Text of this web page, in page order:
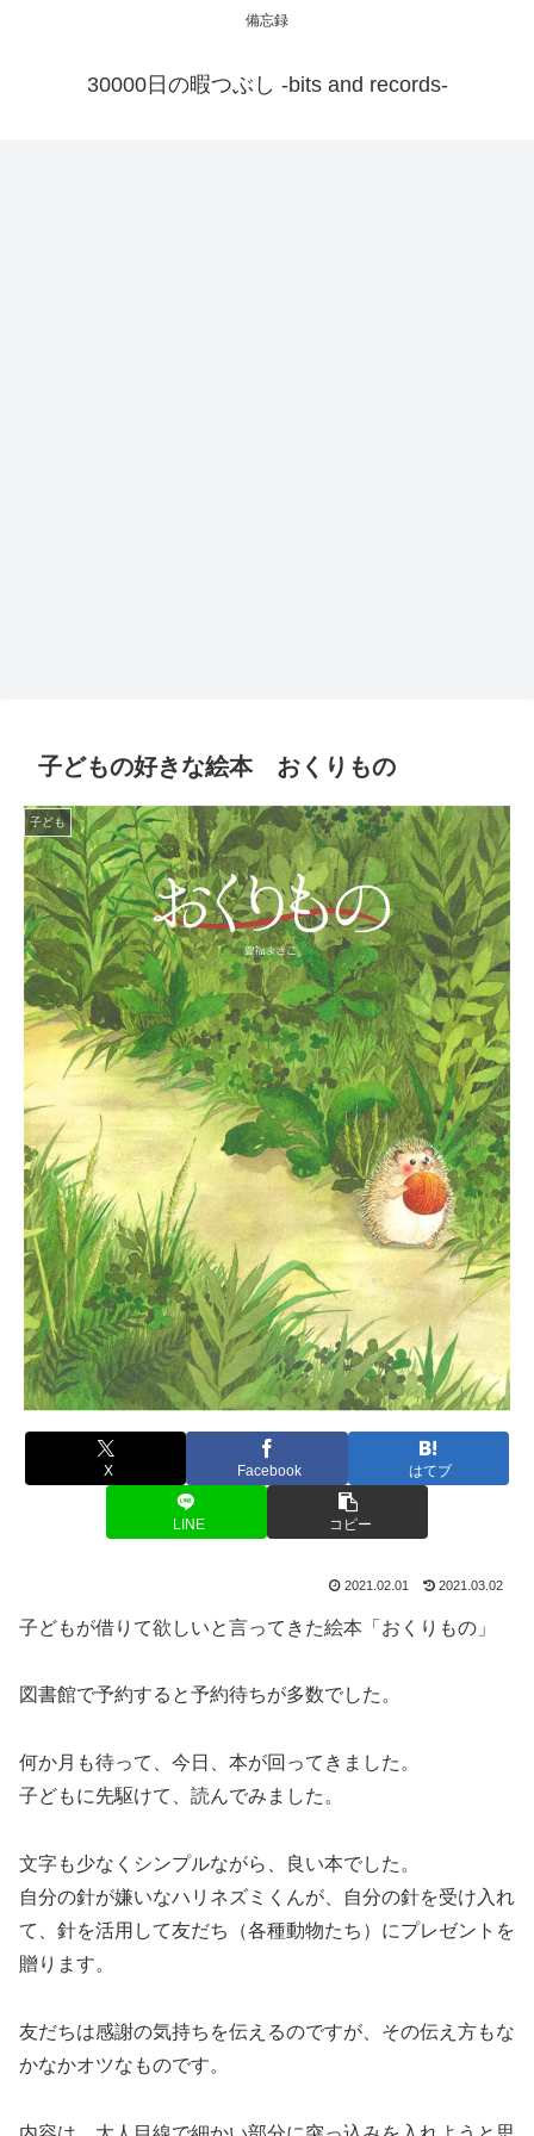
備忘録
30000日の暇つぶし -bits and records-
子どもの好きな絵本 おくりもの
子ども
X Facebook はてブ
LINE コピー
2021.02.01 2021.03.02
子どもが借りて欲しいと言ってきた絵本「おくりもの」
図書館で予約すると予約待ちが多数でした。
何か月も待って、今日、本が回ってきました。
子どもに先駆けて、読んでみました。
文字も少なくシンプルながら、良い本でした。
自分の針が嫌いなハリネズミくんが、自分の針を受け入れ
て、針を活用して友だち（各種動物たち）にプレゼントを
贈ります。
友だちは感謝の気持ちを伝えるのですが、その伝え方もな
かなかオツなものです。